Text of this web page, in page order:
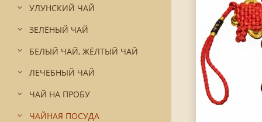
УЛУНСКИЙ ЧАЙ
ЗЕЛЁНЫЙ ЧАЙ
БЕЛЫЙ ЧАЙ, ЖЁЛТЫЙ ЧАЙ
ЛЕЧЕБНЫЙ ЧАЙ
ЧАЙ НА ПРОБУ
ЧАЙНАЯ ПОСУДА